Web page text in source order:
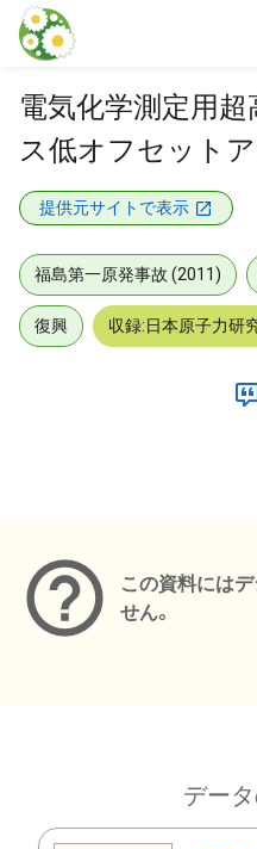
本文に飛ぶ
電気化学測定用
ス低オフセット
提供元サイトで表示
福島第一原発事故 (2011)
復興 収録:日本原子力研
この資料には
せん。
デー